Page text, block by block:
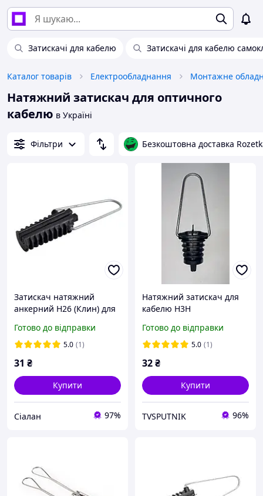
Затискачі для кабелю Затискачі для кабелю
Каталог товарів Електрообладнання Монтажне
Натяжний затискач для оптичного
кабелю в Україні
Фільтри Безкоштовна доставка
Затискач натяжний
анкерний H26 (Клин) для
Готово до відправки
5.0 (1)
31 ₴
Купити
Сіалан 97%
Натяжний затискач для
кабелю Н3Н
Готово до відправки
5.0 (1)
32₴
Купити
TVSPUTNIK 96%